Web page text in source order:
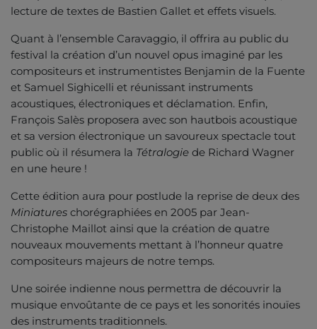
lecture de textes de Bastien Gallet et effets visuels.
Quant à l’ensemble Caravaggio, il offrira au public du
festival la création d’un nouvel opus imaginé par les
compositeurs et instrumentistes Benjamin de la Fuente
et Samuel Sighicelli et réunissant instruments
acoustiques, électroniques et déclamation. Enfin,
François Salès proposera avec son hautbois acoustique
et sa version électronique un savoureux spectacle tout
public où il résumera la Tétralogie de Richard Wagner
en une heure !
Cette édition aura pour postlude la reprise de deux des
Miniatures chorégraphiées en 2005 par Jean-
Christophe Maillot ainsi que la création de quatre
nouveaux mouvements mettant à l’honneur quatre
compositeurs majeurs de notre temps.
Une soirée indienne nous permettra de découvrir la
musique envoûtante de ce pays et les sonorités inouïes
des instruments traditionnels.